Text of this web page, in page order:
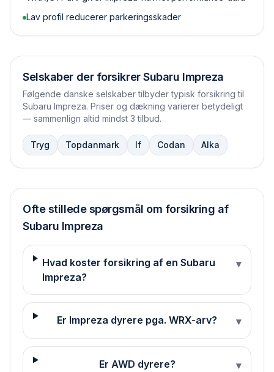
Lav profil reducerer parkerings­skader
Selskaber der forsikrerSubaru Impreza
Følgende danske selskaber tilbyder typisk forsikring til
Subaru Impreza. Priser og dækning varierer betydeligt
— sammenlign altid mindst 3 tilbud.
Tryg Topdanmark If Codan Alka
Ofte stillede spørgsmål om forsikring af
Subaru Impreza
Hvad koster forsikring af en Subaru
Impreza?
▾
Er Impreza dyrere pga. WRX-arv? ▾
Er AWD dyrere? ▾